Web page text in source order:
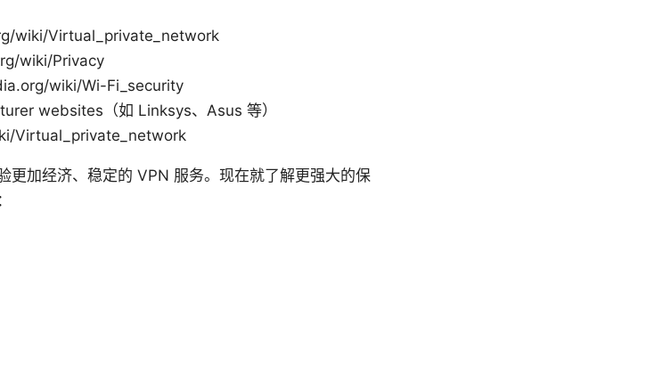
wiki/Virtual_private_network
wiki/Privacy
wiki/Wi-Fi_security
websites（如 Linksys、Asus 等）
Virtual_private_network
更加经济、稳定的 VPN 服务。现在就了解更强大的保